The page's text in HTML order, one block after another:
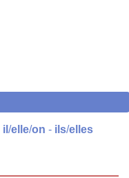
il /elle/on - ils/elles